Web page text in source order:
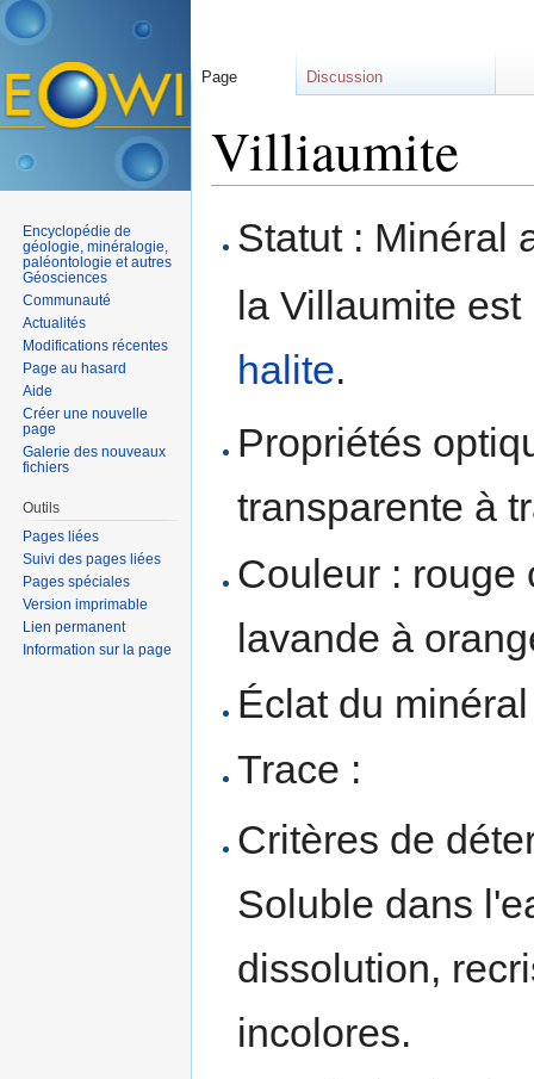
Villiaumite
Statut : Minéral
la Villaumite est
halite.
Propriétés
transparente à
Couleur : rouge
lavande à
Éclat du
Trace :
Critères de
Soluble dans
dissolution,
incolores.
Page Discussion
Encyclopédie de
géologie, minéralogie,
paléontologie et autres
Géosciences
Communauté
Actualités
Modifications récentes
Page au hasard
Aide
Créer une nouvelle
page
Galerie des nouveaux
fichiers
Outils
Pages liées
Suivi des pages liées
Pages spéciales
Version imprimable
Lien permanent
Information sur la page